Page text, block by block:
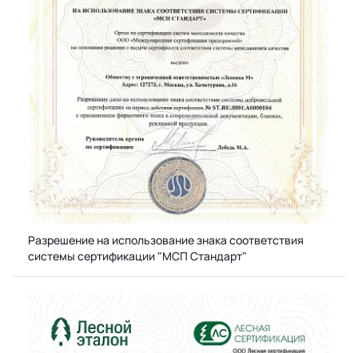
Разрешение на использование знака соответствия
системы сертификации "МСП Стандарт"